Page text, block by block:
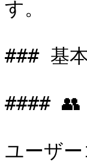
す。
### 基
####
ユーザ